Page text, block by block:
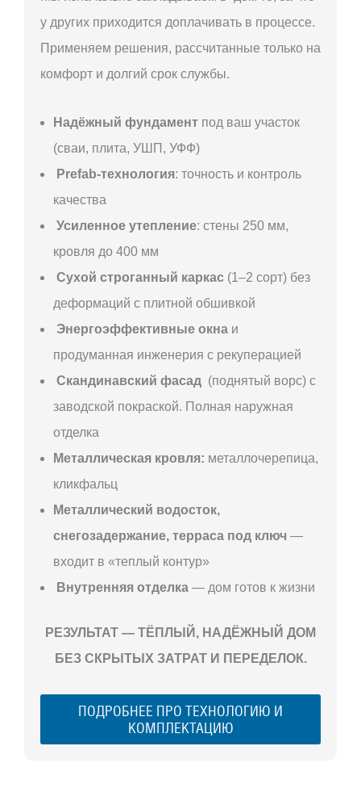
у других приходится доплачивать в процессе.
Применяем решения, рассчитанные только на
комфорт и долгий срок службы.
Надёжный фундамент под ваш участок
(сваи, плита, УШП, УФФ)
Prefab-технология: точность и контроль
качества
Усиленное утепление: стены 250 мм,
кровля до 400 мм
Сухой строганный каркас (1–2 сорт) без
деформаций с плитной обшивкой
Энергоэффективные окна и
продуманная инженерия с рекуперацией
Скандинавский фасад (поднятый ворс) с
заводской покраской. Полная наружная
отделка
Металлическая кровля: металлочерепица,
кликфальц
Металлический водосток,
снегозадержание, терраса под ключ —
входит в «теплый контур»
Внутренняя отделка — дом готов к жизни
РЕЗУЛЬТАТ — ТЁПЛЫЙ, НАДЁЖНЫЙ ДОМ
БЕЗ СКРЫТЫХ ЗАТРАТ И ПЕРЕДЕЛОК.
ПОДРОБНЕЕ ПРО ТЕХНОЛОГИЮ И
КОМПЛЕКТАЦИЮ